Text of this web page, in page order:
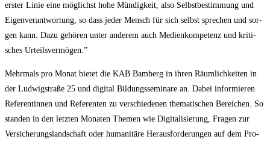
ers­ter Linie eine mög­lichst hohe Mün­dig­keit, also Selbst­be­stim­mung und
Eigen­ver­ant­wor­tung, so dass jeder Mensch für sich selbst spre­chen und sor­
gen kann. Dazu gehö­ren unter ande­rem auch Medi­en­kom­pe­tenz und kri­ti­
sches Urteilsvermögen.”
Mehr­mals pro Monat bie­tet die KAB Bam­berg in ihren Räum­lich­kei­ten in
der Lud­wig­stra­ße 25 und digi­tal Bil­dungs­se­mi­na­re an. Dabei infor­mie­ren
Refe­ren­tin­nen und Refe­ren­ten zu ver­schie­de­nen the­ma­ti­schen Berei­chen. So
stan­den in den letz­ten Mona­ten The­men wie Digi­ta­li­sie­rung, Fra­gen zur
Ver­si­che­rungs­land­schaft oder huma­ni­tä­re Her­aus­for­de­run­gen auf dem Pro­